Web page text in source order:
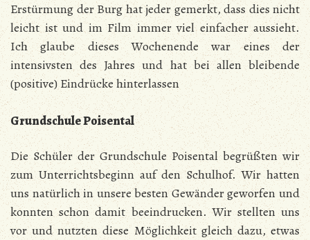
Erstürmung der Burg hat jeder gemerkt, dass dies nicht
leicht ist und im Film immer viel einfacher aussieht.
Ich glaube dieses Wochenende war eines der
intensivsten des Jahres und hat bei allen bleibende
(positive) Eindrücke hinterlassen
Grundschule Poisental
Die Schüler der Grundschule Poisental begrüßten wir
zum Unterrichtsbeginn auf den Schulhof. Wir hatten
uns natürlich in unsere besten Gewänder geworfen und
konnten schon damit beeindrucken. Wir stellten uns
vor und nutzten diese Möglichkeit gleich dazu, etwas